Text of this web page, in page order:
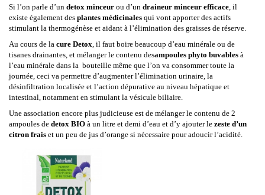
Si l’on parle d’un detox minceur ou d’un draineur minceur efficace, il
existe également des plantes médicinales qui vont apporter des actifs
stimulant la thermogénèse et aidant à l’élimination des graisses de réserve.
Au cours de la cure Detox, il faut boire beaucoup d’eau minérale ou de
tisanes drainantes, et mélanger le contenu desampoules phyto buvables à
l’eau minérale dans la bouteille même que l’on va consommer toute la
journée, ceci va permettre d’augmenter l’élimination urinaire, la
désinfiltration localisée et l’action dépurative au niveau hépatique et
intestinal, notamment en stimulant la vésicule biliaire.
Une association encore plus judicieuse est de mélanger le contenu de 2
ampoules de detox BIO à un litre et demi d’eau et d’y ajouter le zeste d’un
citron frais et un peu de jus d’orange si nécessaire pour adoucir l’acidité.